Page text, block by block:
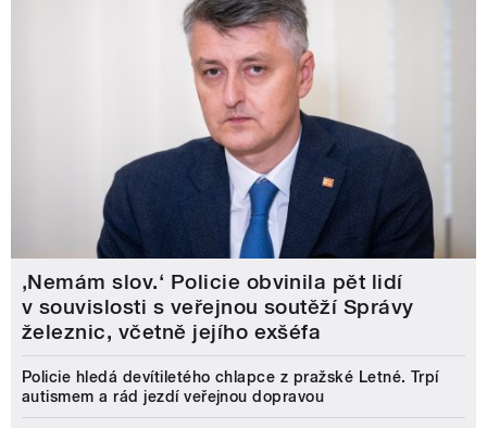
‚Nemám slov.‘ Policie obvinila pět lidí
v souvislosti s veřejnou soutěží Správy
železnic, včetně jejího exšéfa
Policie hledá devítiletého chlapce z pražské Letné. Trpí
autismem a rád jezdí veřejnou dopravou